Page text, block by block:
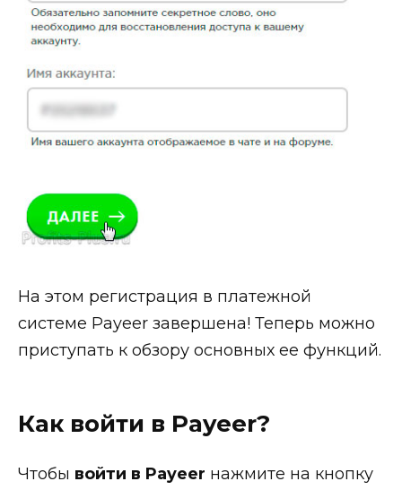
На этом регистрация в платежной
системе Payeer завершена! Теперь можно
приступать к обзору основных ее функций.
Как войти в Payeer?
Чтобы войти в Payeer нажмите на кнопку